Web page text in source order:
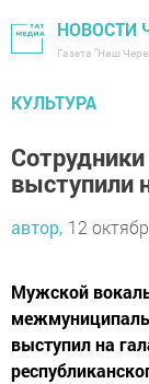
НОВОСТИ
Газета "Наш
КУЛЬТУРА
выступили
автор, 12
Мужской
выступил на